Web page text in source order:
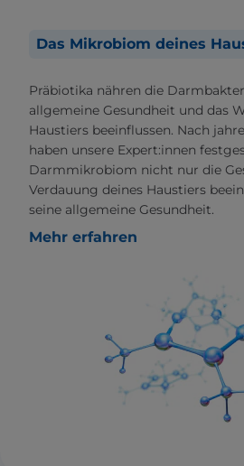
Das Mikrobiom deines
Präbiotika nähren die
allgemeine Gesundheit und das
Haustiers beeinflussen. Nach
haben unsere Expert:innen
Darmmikrobiom nicht nur die
Verdauung deines Haustiers
seine allgemeine Gesundheit.
Mehr erfahren